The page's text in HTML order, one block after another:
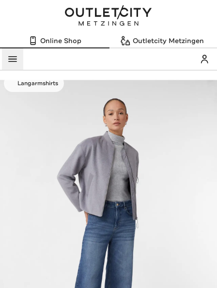
Online Shop Outletcity Metzingen
Menü
Langarmshirts